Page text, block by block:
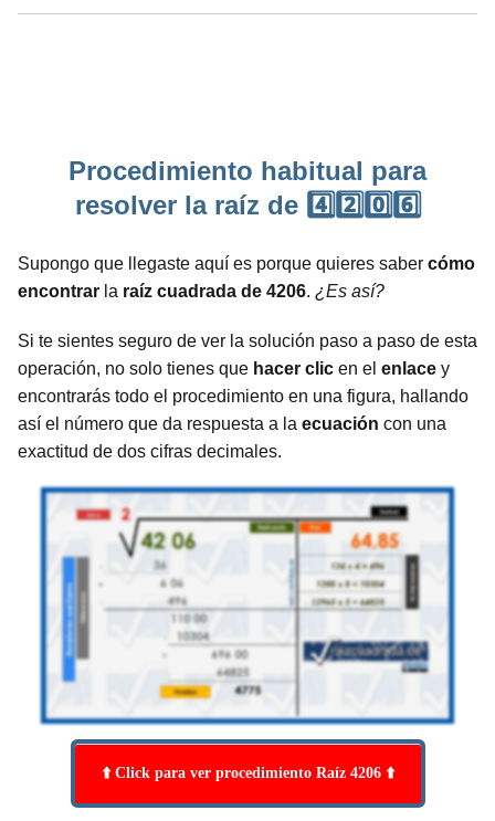
Procedimiento habitual para
resolver la raíz de 4️⃣2️⃣0️⃣6️⃣
Supongo que llegaste aquí es porque quieres saber cómo
encontrar la raíz cuadrada de 4206. ¿Es así?
Si te sientes seguro de ver la solución paso a paso de esta
operación, no solo tienes que hacer clic en el enlace y
encontrarás todo el procedimiento en una figura, hallando
así el número que da respuesta a la ecuación con una
exactitud de dos cifras decimales.
⬆️ Click para ver procedimiento Raíz 4206 ⬆️